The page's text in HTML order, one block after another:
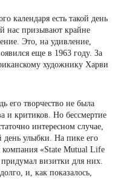
календаря есть такой день
нас призывают крайне
Это, на удивление,
еще в 1963 году. За
художнику Харви
его творчество не была
и критиков. Но бессмертие
интересном случае,
день улыбки. На пике его
компания «State Mutual Life
визитки для них.
и, как показалось,